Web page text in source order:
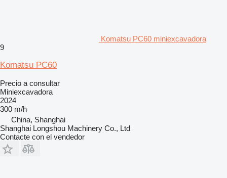
Komatsu PC60 miniexcavadora
9
Komatsu PC60
Precio a consultar
Miniexcavadora
2024
300 m/h
China, Shanghai
Shanghai Longshou Machinery Co., Ltd
Contacte con el vendedor